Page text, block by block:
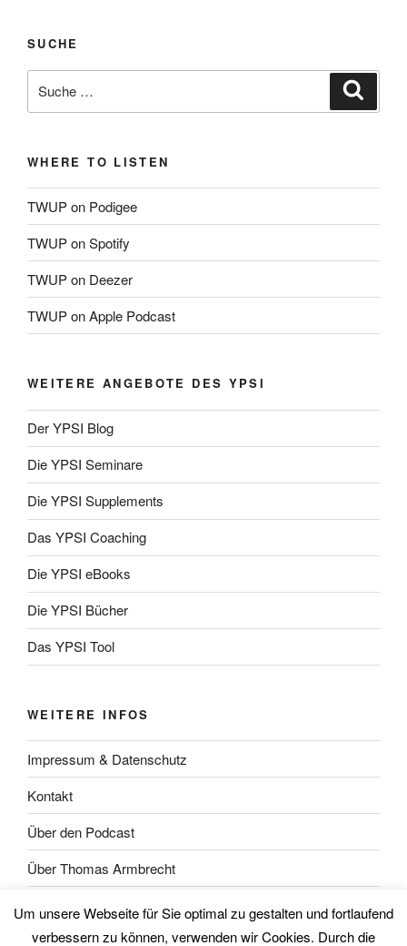
SUCHE
nach:
WHERE TO LISTEN
TWUP on Podigee
TWUP on Spotify
TWUP on Deezer
TWUP on Apple Podcast
WEITERE ANGEBOTE DES YPSI
Der YPSI Blog
Die YPSI Seminare
Die YPSI Supplements
Das YPSI Coaching
Die YPSI eBooks
Die YPSI Bücher
Das YPSI Tool
WEITERE INFOS
Impressum & Datenschutz
Kontakt
Über den Podcast
Über Thomas Armbrecht
Über Wolfgang Unsöld
Um unsere Webseite für Sie optimal zu gestalten und fortlaufend
verbessern zu können, verwenden wir Cookies. Durch die